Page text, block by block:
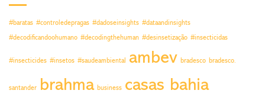
14/08
#baratas #controledepragas #dadoseinsights #dataandinsights
#decodificandoohumano #decodingthehuman #desinsetização #insecticidas
#insecticides #insetos #saudeambiental ambev bradesco bradesco.
santander brahma business
casas bahia